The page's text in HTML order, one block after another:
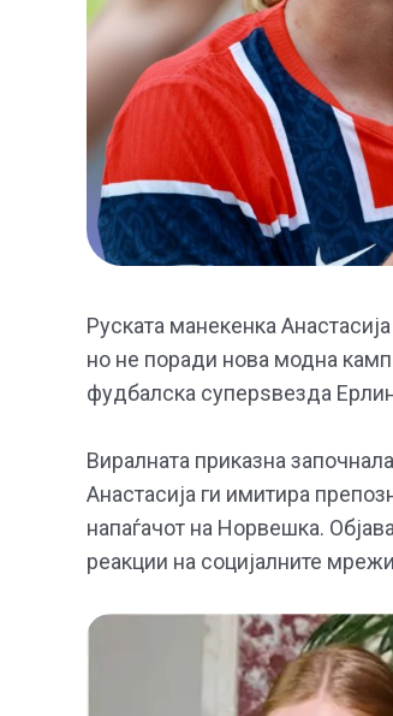
Руската манекенка
но не поради нова модна
фудбалска суперѕвезда
Виралната приказна
Анастасија ги имитира
напаѓачот на Норвешка.
реакции на социјалните